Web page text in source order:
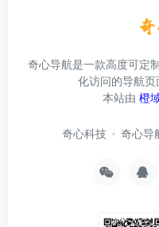
奇心导航是一款高度可定
化访问的导航页
本站由 橙
奇心科技 奇心导